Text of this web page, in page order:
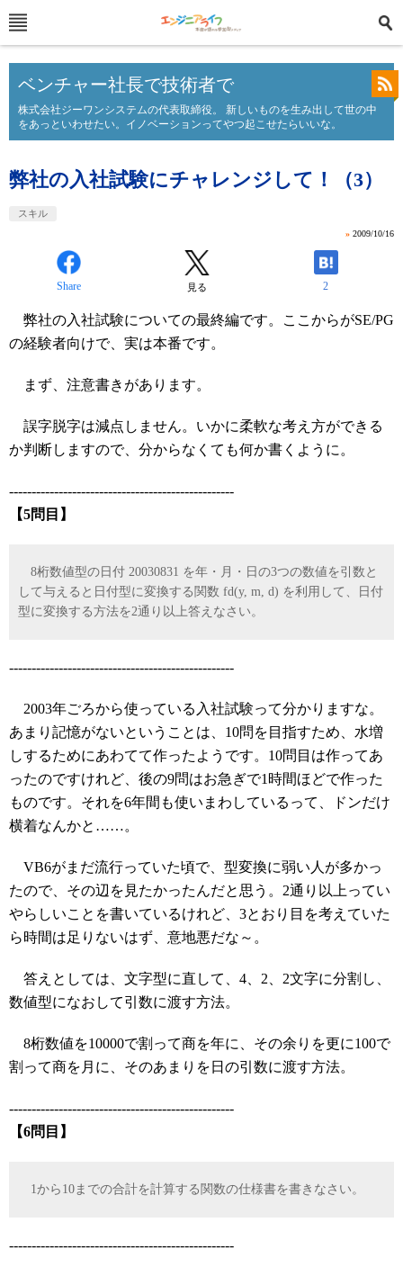
ベンチャー社長で技術者で
株式会社ジーワンシステムの代表取締役。 新しいものを生み出して世の中
をあっといわせたい。イノベーションってやつ起こせたらいいな。
弊社の入社試験にチャレンジして！（3）
スキル
» 2009/10/16
Share 見る 2
弊社の入社試験についての最終編です。ここからがSE/PG
の経験者向けで、実は本番です。
まず、注意書きがあります。
誤字脱字は減点しません。いかに柔軟な考え方ができる
か判断しますので、分からなくても何か書くように。
--------------------------------------------------
【5問目】
8桁数値型の日付 20030831 を年・月・日の3つの数値を引数と
して与えると日付型に変換する関数 fd(y, m, d) を利用して、日付
型に変換する方法を2通り以上答えなさい。
--------------------------------------------------
2003年ごろから使っている入社試験って分かりますな。
あまり記憶がないということは、10問を目指すため、水増
しするためにあわてて作ったようです。10問目は作ってあ
ったのですけれど、後の9問はお急ぎで1時間ほどで作った
ものです。それを6年間も使いまわしているって、ドンだけ
横着なんかと……。
VB6がまだ流行っていた頃で、型変換に弱い人が多かっ
たので、その辺を見たかったんだと思う。2通り以上ってい
やらしいことを書いているけれど、3とおり目を考えていた
ら時間は足りないはず、意地悪だな～。
答えとしては、文字型に直して、4、2、2文字に分割し、
数値型になおして引数に渡す方法。
8桁数値を10000で割って商を年に、その余りを更に100で
割って商を月に、そのあまりを日の引数に渡す方法。
--------------------------------------------------
【6問目】
1から10までの合計を計算する関数の仕様書を書きなさい。
--------------------------------------------------